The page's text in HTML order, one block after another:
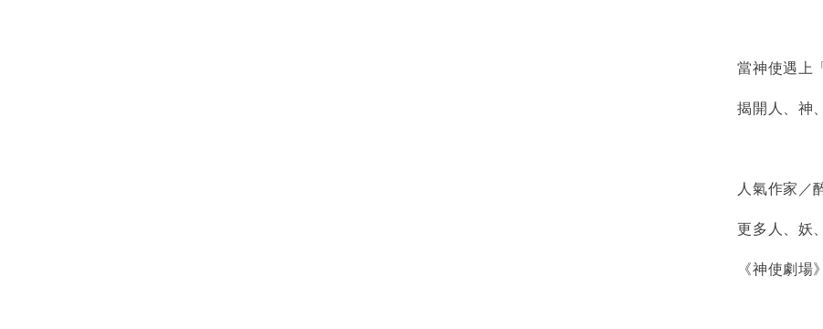
當神使遇上
揭開人、神、
人氣作家／醉
更多人、妖、
《神使劇場》